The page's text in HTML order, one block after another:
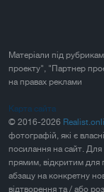
Матеріали під
проекту", "Партнер
на правах реклами
Карта сайта
© 2016-2026
фотографій, які є
посилання на сайт.
прямим, відкритим для
абзацу на конкретну
відтворення та / або